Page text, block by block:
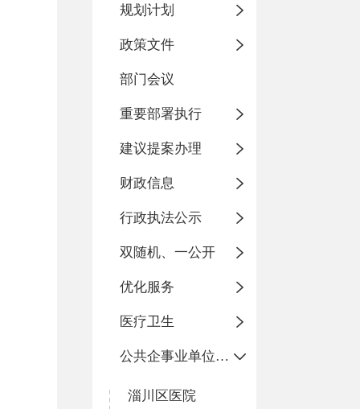
规划计划
政策文件
部门会议
重要部署执行
建议提案办理
财政信息
行政执法公示
双随机、一公开
优化服务
医疗卫生
公共企事业单位信息公开
淄川区医院